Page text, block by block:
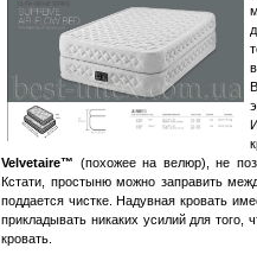
Velvetaire™ (похожее на велюр), не
Кстати, простыню можно заправить
поддается чистке. Надувная кровать
прикладывать никаких усилий для того,
кровать.